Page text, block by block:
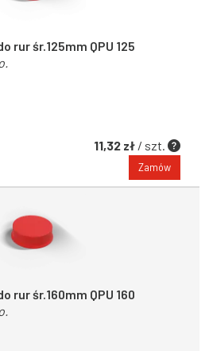
rur śr.125mm QPU 125
11,32 zł / szt.
Zamów
rur śr.160mm QPU 160